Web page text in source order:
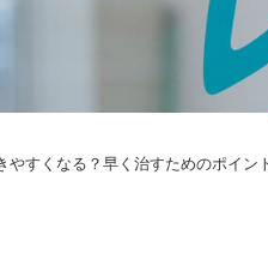
やすくなる？早く治すためのポイン